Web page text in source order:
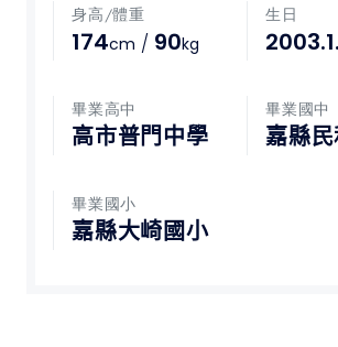
網站使用條款
教育部體育署
中華民國大專院校體育總會
身高/體重
174cm / 90kg
生日
畢業高中
高市普門中學
畢業國中
嘉縣
畢業國小
嘉縣大崎國小